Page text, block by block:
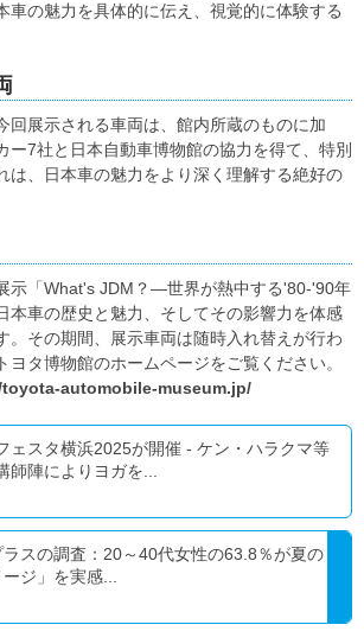
車の魅力を具体的に伝え、視覚的に体験する
回展示される車両は、館内所蔵のものに加
ー7社と日本自動車博物館の協力を得て、特別
は、日本車の魅力をより深く理解する絶好の
示「What's JDM？―世界が熱中する'80-'90年
車の歴史と魅力、そしてその影響力を体感
。その期間、展示車両は随時入れ替えが行わ
ヨタ博物館のホームページをご覧ください。
automobile-museum.jp/
ェスタ横浜2025が開催 - ケン・ハラクマ等
師陣によりヨガを...
ラスの調査：20～40代女性の63.8％が夏の
ージ」を実感...